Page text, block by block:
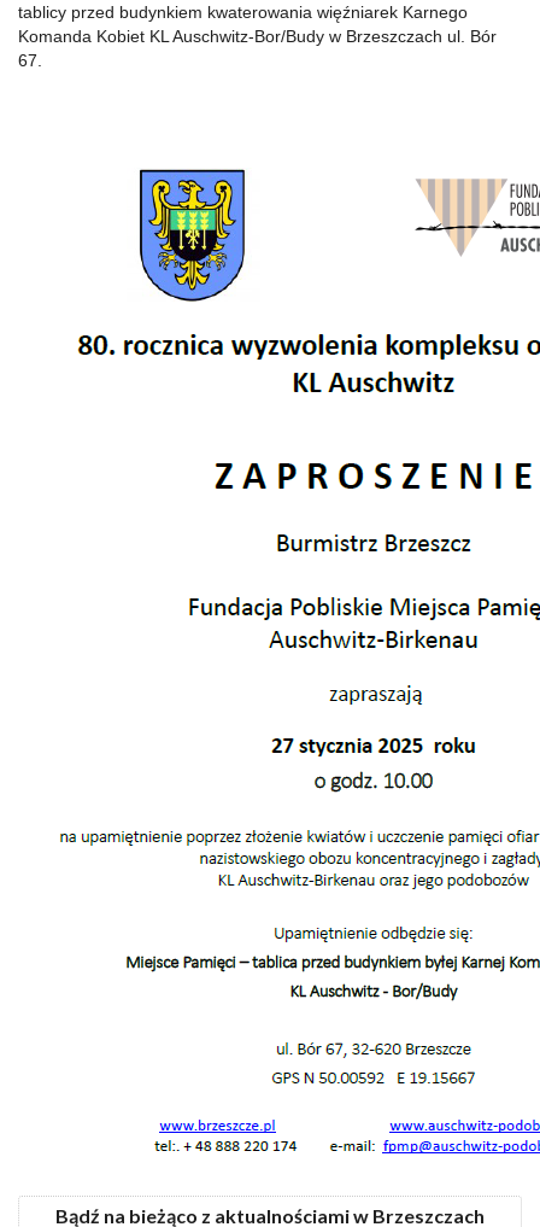
tablicy przed budynkiem kwaterowania więźniarek Karnego
Komanda Kobiet KL Auschwitz-Bor/Budy w Brzeszczach ul. Bór
67.
Bądź na bieżąco z aktualnościami w Brzeszczach